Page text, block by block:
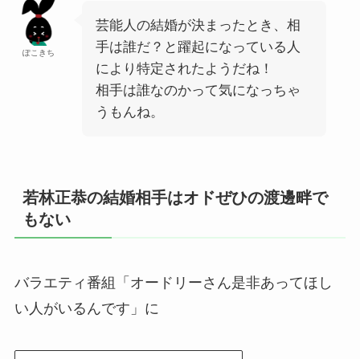
ぽこきち
芸能人の結婚が決まったとき、相
手は誰だ？と躍起になっている人
により特定されたようだね！
相手は誰なのかって気になっちゃ
うもんね。
若林正恭の結婚相手はオドぜひの渡邊畔で
もない
バラエティ番組「オードリーさん是非あってほし
い人がいるんです」に